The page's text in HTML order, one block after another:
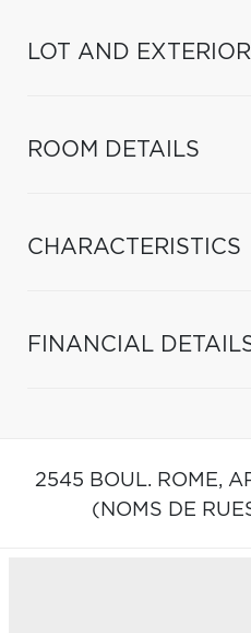
LOT AND
ROOM DETAILS
CHARACTERISTICS
FINANCIAL
2545 BOUL. ROME,
(NOMS DE